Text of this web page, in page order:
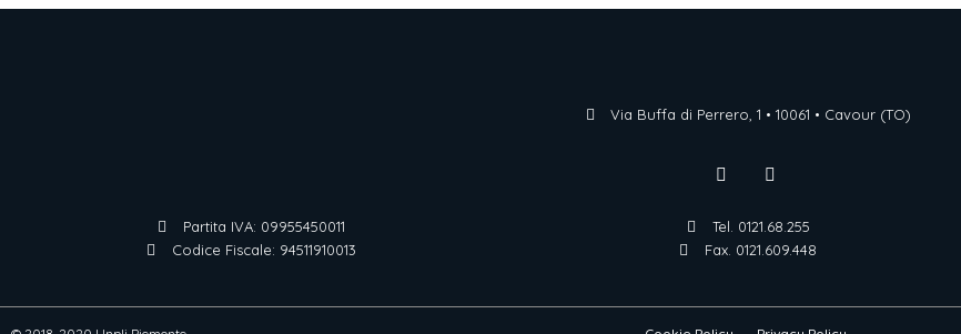
Via Buffa di Perrero, 1 • 10061 • Cavour (TO)
Partita IVA: 09955450011
Codice Fiscale: 94511910013
Tel. 0121.68.255
Fax. 0121.609.448